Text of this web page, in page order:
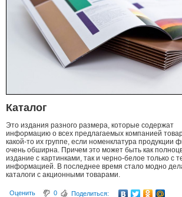
Каталог
Это издания разного размера, которые содержат
информацию о всех предлагаемых компанией
какой-то их группе, если номенклатура продукции
очень обширна. Причем это может быть как
издание с картинками, так и черно-белое только с
информацией. В последнее время стало модно
каталоги с акционными товарами.
Оценить 0 Поделиться: